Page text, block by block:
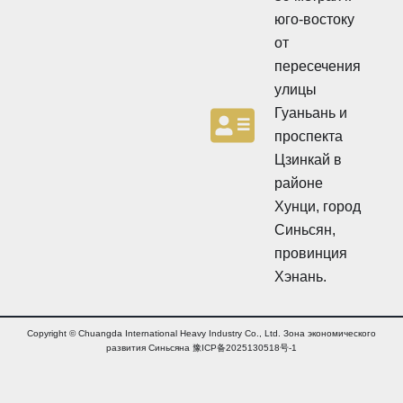
юго-востоку
от
пересечения
улицы
Гуаньань и
проспекта
Цзинкай в
районе
Хунци, город
Синьсян,
провинция
Хэнань.
ы
ю
л
л
е
т
е
н
ь
ы
б
л
л
е
е
н
ь
Copyright © Chuangda International Heavy Industry Co., Ltd. Зона экономического
развития Синьсяна 豫ICP备2025130518号-1